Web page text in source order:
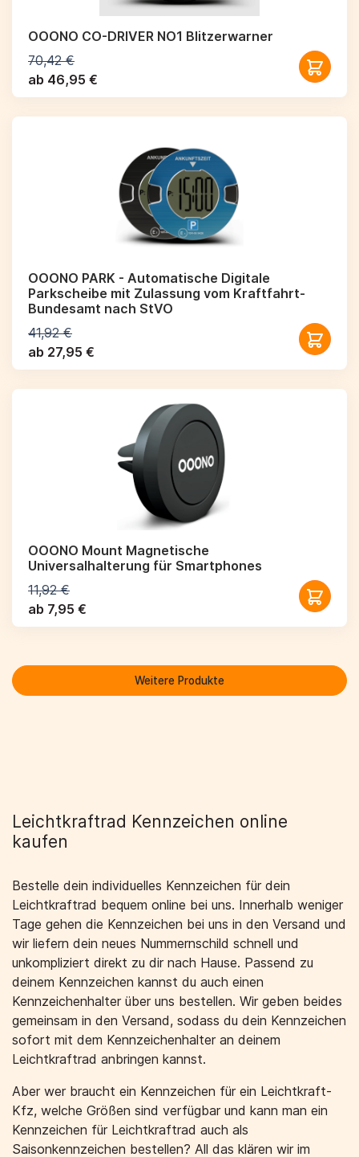
OOONO CO-DRIVER NO1 Blitzerwarner
70,42 €
ab 46,95 €
OOONO PARK - Automatische Digitale
Parkscheibe mit Zulassung vom Kraftfahrt-
Bundesamt nach StVO
41,92 €
ab 27,95 €
OOONO Mount Magnetische
Universalhalterung für Smartphones
11,92 €
ab 7,95 €
Weitere Produkte
Leichtkraftrad Kennzeichen online
kaufen
Bestelle dein individuelles Kennzeichen für dein
Leichtkraftrad bequem online bei uns. Innerhalb weniger
Tage gehen die Kennzeichen bei uns in den Versand und
wir liefern dein neues Nummernschild schnell und
unkompliziert direkt zu dir nach Hause. Passend zu
deinem Kennzeichen kannst du auch einen
Kennzeichenhalter über uns bestellen. Wir geben beides
gemeinsam in den Versand, sodass du dein Kennzeichen
sofort mit dem Kennzeichenhalter an deinem
Leichtkraftrad anbringen kannst.
Aber wer braucht ein Kennzeichen für ein Leichtkraft-
Kfz, welche Größen sind verfügbar und kann man ein
Kennzeichen für Leichtkraftrad auch als
Saisonkennzeichen bestellen? All das klären wir im